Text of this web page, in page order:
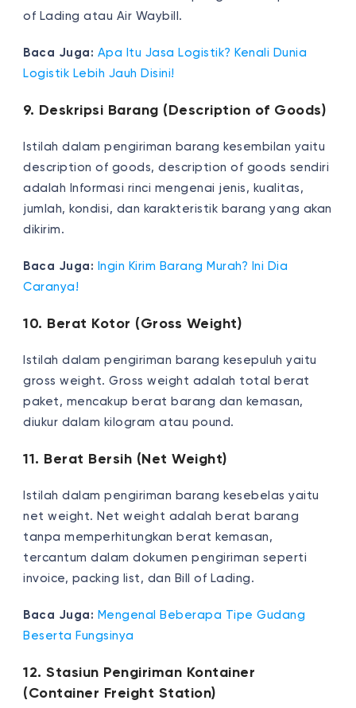
of Lading atau Air Waybill.
Baca Juga: Apa Itu Jasa Logistik? Kenali Dunia
Logistik Lebih Jauh Disini!
9. Deskripsi Barang (Description of Goods)
Istilah dalam pengiriman barang kesembilan yaitu
description of goods, description of goods sendiri
adalah Informasi rinci mengenai jenis, kualitas,
jumlah, kondisi, dan karakteristik barang yang akan
dikirim.
Baca Juga: Ingin Kirim Barang Murah? Ini Dia
Caranya!
10. Berat Kotor (Gross Weight)
Istilah dalam pengiriman barang kesepuluh yaitu
gross weight. Gross weight adalah total berat
paket, mencakup berat barang dan kemasan,
diukur dalam kilogram atau pound.
11. Berat Bersih (Net Weight)
Istilah dalam pengiriman barang kesebelas yaitu
net weight. Net weight adalah berat barang
tanpa memperhitungkan berat kemasan,
tercantum dalam dokumen pengiriman seperti
invoice, packing list, dan Bill of Lading.
Baca Juga: Mengenal Beberapa Tipe Gudang
Beserta Fungsinya
12. Stasiun Pengiriman Kontainer
(Container Freight Station)